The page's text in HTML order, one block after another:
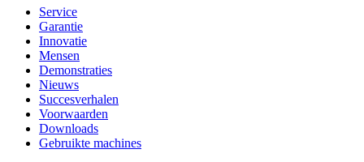
Service
Garantie
Innovatie
Mensen
Demonstraties
Nieuws
Succesverhalen
Voorwaarden
Downloads
Gebruikte machines